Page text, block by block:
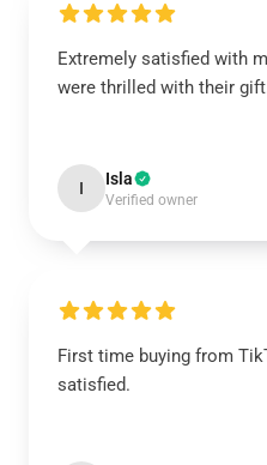
Extremely satisfied with
were thrilled with their
I Isla
Verified owner
First time buying from
satisfied.